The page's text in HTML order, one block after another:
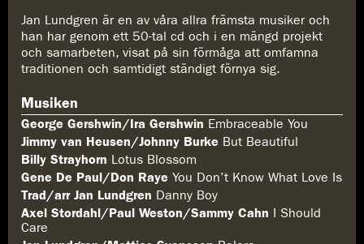
Jan Lundgren är en av våra allra främsta musiker och
han har genom ett 50-tal cd och i en mängd projekt
och samarbeten, visat på sin förmåga att omfamna
traditionen och samtidigt ständigt förnya sig.
Musiken
George Gershwin/Ira Gershwin Embraceable You
Jimmy van Heusen/Johnny Burke But Beautiful
Billy Strayhorn Lotus Blossom
Gene De Paul/Don Raye You Don’t Know What Love Is
Trad/arr Jan Lundgren Danny Boy
Axel Stordahl/Paul Weston/Sammy Cahn I Should
Care